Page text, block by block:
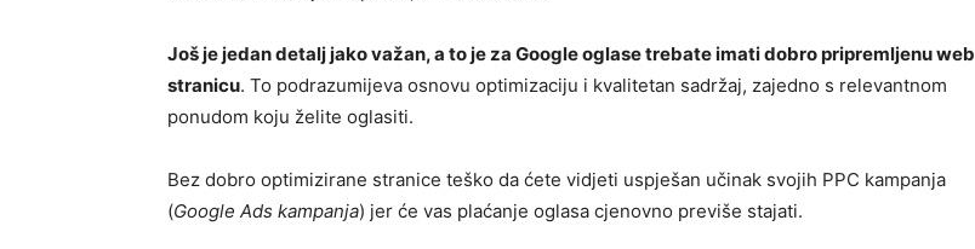
Još je jedan detalj jako važan, a to je za Google oglase trebate imati dobro pripremljenu web
stranicu. To podrazumijeva osnovu optimizaciju i kvalitetan sadržaj, zajedno s relevantnom
ponudom koju želite oglasiti.
Bez dobro optimizirane stranice teško da ćete vidjeti uspješan učinak svojih PPC kampanja
(Google Ads kampanja) jer će vas plaćanje oglasa cjenovno previše stajati.